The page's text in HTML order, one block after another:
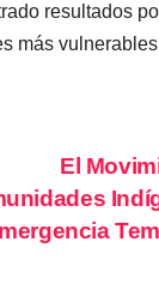
resultados
más
El